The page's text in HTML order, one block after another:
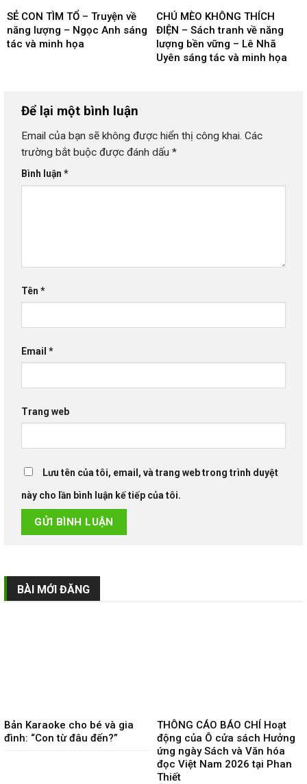
SẺ CON TÌM TỔ – Truyện về
năng lượng – Ngọc Anh sáng
tác và minh họa
CHÚ MÈO KHÔNG THÍCH
ĐIỆN – Sách tranh về năng
lượng bền vững – Lê Nhã
Uyên sáng tác và minh họa
Để lại một bình luận
Email của bạn sẽ không được hiển thị công khai. Các
trường bắt buộc được đánh dấu *
Bình luận *
Tên *
Email *
Trang web
Lưu tên của tôi, email, và trang web trong trình duyệt
này cho lần bình luận kế tiếp của tôi.
BÀI MỚI ĐĂNG
Bản Karaoke cho bé và gia
đình: “Con từ đâu đến?”
THÔNG CÁO BÁO CHÍ Hoạt
động của Ô cửa sách Hưởng
ứng ngày Sách và Văn hóa
đọc Việt Nam 2026 tại Phan
Thiết